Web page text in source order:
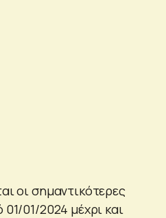
οι σημαντικότερες
01/2024 μέχρι και